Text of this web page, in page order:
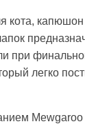
кота,
при
легко